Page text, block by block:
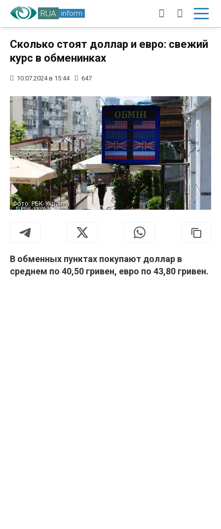
RUA inform
Сколько стоят доллар и евро: свежий
курс в обменинках
10.07.2024 в 15:44 647
Фото: РБК-Украина
В обменных пунктах покупают доллар в
среднем по 40,50 гривен, евро по 43,80 гривен.